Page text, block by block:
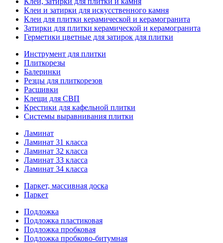
Клеи и затирки для искусственного камня
Клеи для плитки керамической и керамогранита
Затирки для плитки керамической и керамогранита
Герметики цветные для затирок для плитки
Инструмент для плитки
Плиткорезы
Балеринки
Резцы для плиткорезов
Расшивки
Клещи для СВП
Крестики для кафельной плитки
Системы выравнивания плитки
Ламинат
Ламинат 31 класса
Ламинат 32 класса
Ламинат 33 класса
Ламинат 34 класса
Паркет, массивная доска
Паркет
Подложка
Подложка пластиковая
Подложка пробковая
Подложка пробково-битумная